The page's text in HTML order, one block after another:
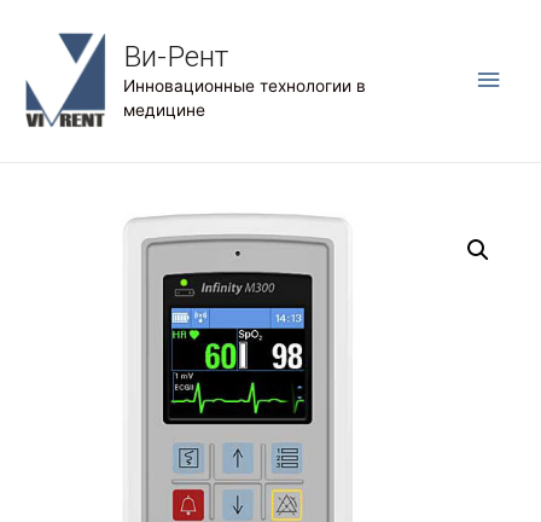
Ви-Рент
Инновационные технологии в
медицине